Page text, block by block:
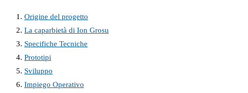
Origine del progetto
La caparbietà di Ion Grosu
Specifiche Tecniche
Prototipi
Sviluppo
Impiego Operativo